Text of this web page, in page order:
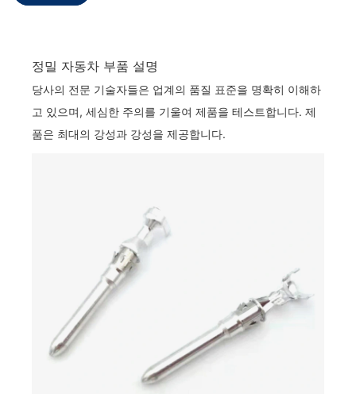
정밀 자동차 부품 설명
당사의 전문 기술자들은 업계의 품질 표준을 명확히 이해하
고 있으며, 세심한 주의를 기울여 제품을 테스트합니다. 제
품은 최대의 강성과 강성을 제공합니다.